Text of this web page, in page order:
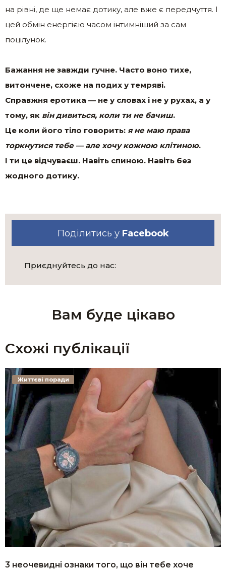
на рівні, де ще немає дотику, але вже є передчуття. І
цей обмін енергією часом інтимніший за сам
поцілунок.
Бажання не завжди гучне. Часто воно тихе,
витончене, схоже на подих у темряві.
Справжня еротика — не у словах і не у рухах, а у
тому, як він дивиться, коли ти не бачиш.
Це коли його тіло говорить: я не маю права
торкнутися тебе — але хочу кожною клітиною.
І ти це відчуваєш. Навіть спиною. Навіть без
жодного дотику.
Поділитись у Facebook
Приєднуйтесь до нас:
Вам буде цікаво
Схожі публікації
3 неочевидні ознаки того, що він тебе хоче
Життєві поради